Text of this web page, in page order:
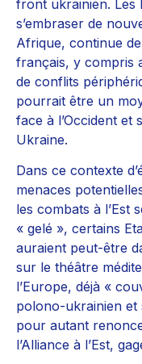
front ukrainien. Les
s’embraser de
Afrique, continue
français, y compris
de conflits
pourrait être un
face à l’Occident et
Ukraine.
Dans ce contexte
menaces
les combats à l’Est
« gelé », certains
auraient peut-être
sur le théâtre
l’Europe, déjà «
polono-ukrainien et
pour autant
l’Alliance à l’Est,